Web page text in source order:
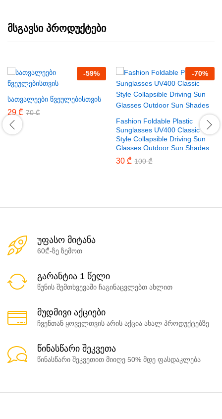
მსგავსი პროდუქტები
-59%
სათვალეები წვეულებისთვის
29 ₾ 70₾
-70%
Fashion Foldable Plastic
Sunglasses UV400 Classic
Style Collapsible Driving Sun
Glasses Outdoor Sun Shades
30 ₾ 100₾
უფასო მიტანა
60₾-ზე ზემოთ
გარანტია 1 წელი
წუნის შემთხვევაში ჩაგინაცვლებთ ახლით
მუდმივი აქციები
ჩვენთან ყოველთვის არის აქცია ახალ პროდუქტებზე
წინასწარი შეკვეთა
წინასწარი შეკვეთით მიიღე 50% მდე ფასდაკლება